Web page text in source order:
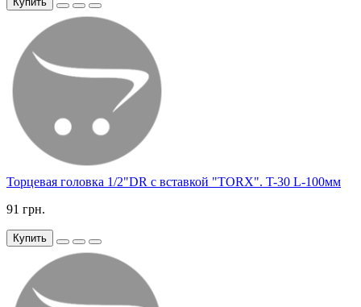
Торцевая головка 1/2"DR с вставкой "TORX". T-30 L-100мм
91 грн.
Купить